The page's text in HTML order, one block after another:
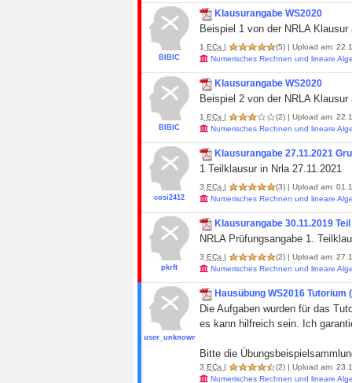
BIBIC
Klausurangabe WS2020
Beispiel 1 von der NRLA
1 ECs | (5) | Upload am:
Numerisches Rechnen und lineare
BIBIC
Klausurangabe WS2020
Beispiel 2 von der NRLA
1 ECs | (2) | Upload am:
Numerisches Rechnen und lineare
cosi2412
Klausurangabe 27.11.2021
1 Teilklausur in Nrla 27.11.2021
3 ECs | (3) | Upload am:
Numerisches Rechnen und lineare
pkrft
Klausurangabe 30.11.2019
NRLA Prüfungsangabe 1.
3 ECs | (2) | Upload am:
Numerisches Rechnen und lineare
user_unknown
Hausübung WS2016 Tutorium
Die Aufgaben wurden für das
es kann hilfreich sein. Ich
Bitte die
3 ECs | (2) | Upload am:
Numerisches Rechnen und lineare